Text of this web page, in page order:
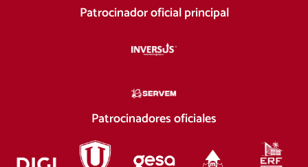
Patrocinador oficial principal
Patrocinadores oficiales